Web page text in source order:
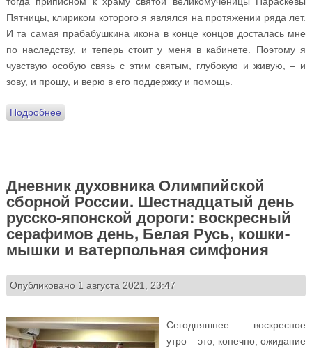
Пятницы, клириком которого я являлся на протяжении ряда лет.
И та самая прабабушкина икона в конце концов досталась мне
по наследству, и теперь стоит у меня в кабинете. Поэтому я
чувствую особую связь с этим святым, глубокую и живую, – и
зову, и прошу, и верю в его поддержку и помощь.
Подробнеео Дневник духовника Олимпийской сборной России.
день, деревенские будни, гандбольные надежды и
Дневник духовника Олимпийской
сборной России. Шестнадцатый день
русско-японской дороги: воскресный
серафимов день, Белая Русь, кошки-
мышки и ватерпольная симфония
Опубликовано 1 августа 2021, 23:47
Сегодняшнее воскресное
утро – это, конечно, ожидание